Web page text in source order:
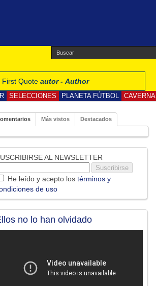
First Quote autor - Author
SELECCIONES PLANETA FÚTBOL CAVERNA
Más vistos Destacados
AL NEWSLETTER
He leído y acepto los términos y
de uso
no lo han olvidado